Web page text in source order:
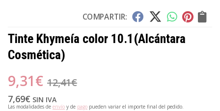
COMPARTIR:
Tinte Khymeía color 10.1 (Alcántara
Cosmética)
9,31€ 12,41€
7,69€ SIN IVA
Las modalidades de envío y de pago pueden variar el importe final del pedido.